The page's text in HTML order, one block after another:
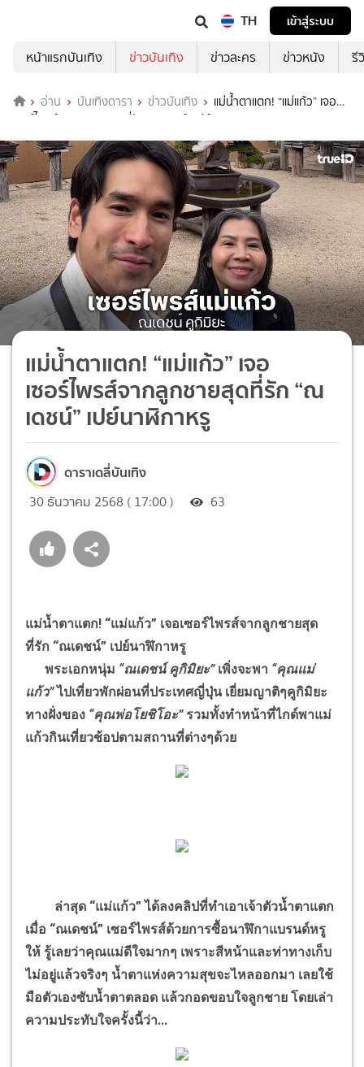
TH
เข้าสู่ระบบ
หน้าแรกบันเทิง
ข่าวบันเทิง ข่าวละคร ข่าวหนัง รี
อ่าน บันเทิงดารา ข่าวบันเทิง
แม่น้ำตาแตก! “แม่แก้ว” เจอ
เซอร์ไพรส์จากลูกชายสุดที่รัก “ณเดชน์” เปย์นาฬิกาหรู
แม่น้ำตาแตก! “แม่แก้ว” เจอ
เซอร์ไพรส์จากลูกชายสุดที่รัก “ณ
เดชน์” เปย์นาฬิกาหรู
ดาราเดลี่บันเทิง
30 ธันวาคม 2568 ( 17:00 ) 63
แม่น้ำตาแตก! “แม่แก้ว” เจอเซอร์ไพรส์จากลูกชายสุด
ที่รัก “ณเดชน์” เปย์นาฬิกาหรู
พระเอกหนุ่ม “ณเดชน์ คูกิมิยะ”เพิ่งจะพา “คุณแม่
แก้ว”ไปเที่ยวพักผ่อนที่ประเทศญี่ปุ่น เยี่ยมญาติๆคูกิมิยะ
ทางฝั่งของ “คุณพ่อโยชิโอะ” รวมทั้งทำหน้าที่ไกด์พาแม่
แก้วกินเที่ยวช้อปตามสถานที่ต่างๆด้วย
ล่าสุด “แม่แก้ว” ได้ลงคลิปที่ทำเอาเจ้าตัวน้ำตาแตก
เมื่อ “ณเดชน์” เซอร์ไพรส์ด้วยการซื้อนาฬิกาแบรนด์หรู
ให้ รู้เลยว่าคุณแม่ดีใจมากๆ เพราะสีหน้าและท่าทางเก็บ
ไม่อยู่แล้วจริงๆ น้ำตาแห่งความสุขจะไหลออกมา เลยใช้
มือตัวเองซับน้ำตาตลอด แล้วกอดขอบใจลูกชาย โดยเล่า
ความประทับใจครั้งนี้ว่า...